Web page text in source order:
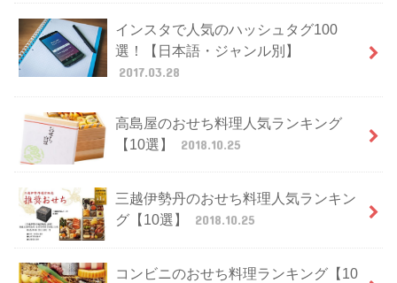
インスタで人気のハッシュタグ100
選！【日本語・ジャンル別】
2017.03.28
高島屋のおせち料理人気ランキング
【10選】
2018.10.25
三越伊勢丹のおせち料理人気ランキン
グ【10選】
2018.10.25
コンビニのおせち料理ランキング【10